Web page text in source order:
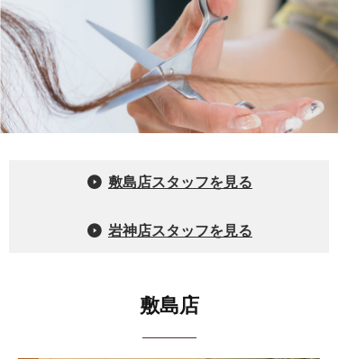
敷島店スタッフを見る
岩神店スタッフを見る
敷島店